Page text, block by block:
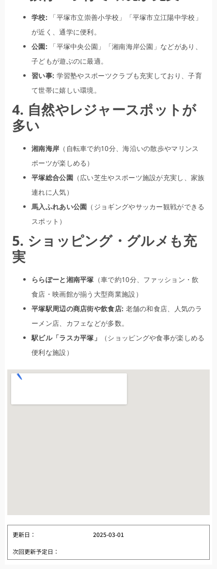
学校: 「平塚市立崇善小学校」「平塚市立江陽中学校」
が近く、通学に便利。
公園: 「平塚中央公園」「湘南海岸公園」などがあり、
子どもが遊ぶのに最適。
習い事: 学習塾やスポーツクラブも充実しており、子育
て世帯に嬉しい環境。
4. 自然やレジャースポットが
多い
湘南海岸 （自転車で約10分、海沿いの散歩やマリンス
ポーツが楽しめる）
平塚総合公園（広い芝生やスポーツ施設が充実し、家族
連れに人気）
馬入ふれあい公園 （ジョギングやサッカー観戦ができる
スポット）
5. ショッピング・グルメも充
実
ららぽーと湘南平塚 （車で約10分、ファッション・飲
食店・映画館が揃う大型商業施設）
平塚駅周辺の商店街や飲食店: 老舗の和食店、人気のラ
ーメン店、カフェなどが多数。
駅ビル「ラスカ平塚」
（ショッピングや食事が楽しめる
便利な施設）
更新日： 2025-03-01
次回更新予定日：